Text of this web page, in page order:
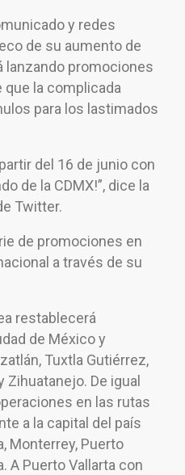
y redes
de su aumento de
lanzando promociones
que la complicada
para los lastimados
del 16 de junio con
de la CDMX!”, dice la
Twitter.
de promociones en
a través de su
restablecerá
de México y
Tuxtla Gutiérrez,
De igual
en las rutas
a la capital del país
Monterrey, Puerto
A Puerto Vallarta con